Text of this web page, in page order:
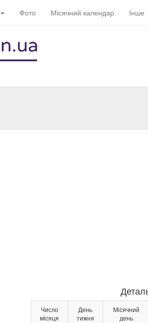
Фото Місячний календар Інше
Число
місяця
День
тижня
Місячний
день